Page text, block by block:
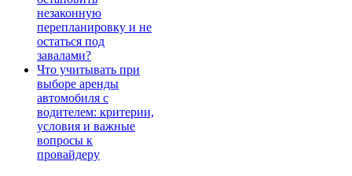
незаконную
перепланировку и не
остаться под
завалами?
Что учитывать при
выборе аренды
автомобиля с
водителем: критерии,
условия и важные
вопросы к
провайдеру